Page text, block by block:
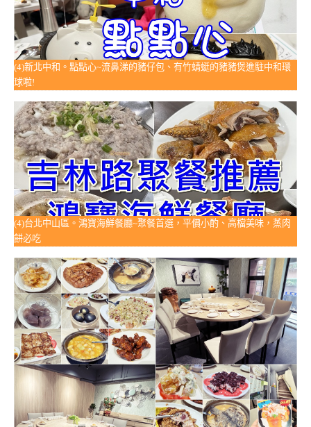
(4)新北中和。點點心~流鼻涕的豬仔包、有竹蜻蜓的豬豬煲進駐中和環
球啦!
(4)台北中山區。鴻寶海鮮餐廳~聚餐首選，平價小酌、高檔美味，蒸肉
餅必吃